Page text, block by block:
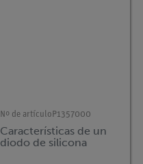
Nº de artículo P1357000
Características de un
diodo de silicona